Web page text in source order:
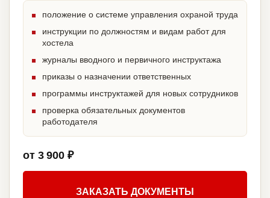
положение о системе управления охраной труда
инструкции по должностям и видам работ для
хостела
журналы вводного и первичного инструктажа
приказы о назначении ответственных
программы инструктажей для новых сотрудников
проверка обязательных документов
работодателя
от 3 900 ₽
ЗАКАЗАТЬ ДОКУМЕНТЫ